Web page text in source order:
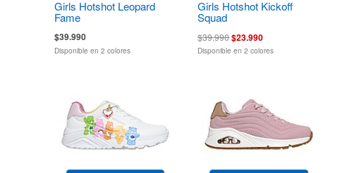
Girls Hotshot Leopard
Fame
$39.990
Disponible en 2 colores
Girls Hotshot Kickoff
Squad
$39.990$23.990
Disponible en 2 colores